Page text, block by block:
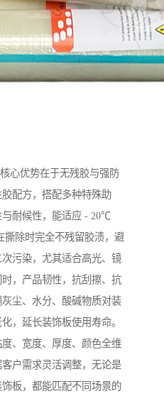
心优势在于无残胶与强防
配方，搭配多种特殊助
耐候性，能适应 - 20℃
除时完全不残留胶渍，避
污染，尤其适合高光、镜
，产品韧性，抗刮擦、抗
尘、水分、酸碱物质对装
，延长装饰板使用寿命。
、宽度、厚度、颜色全维
户需求灵活调整，无论是
板，都能匹配不同场景的